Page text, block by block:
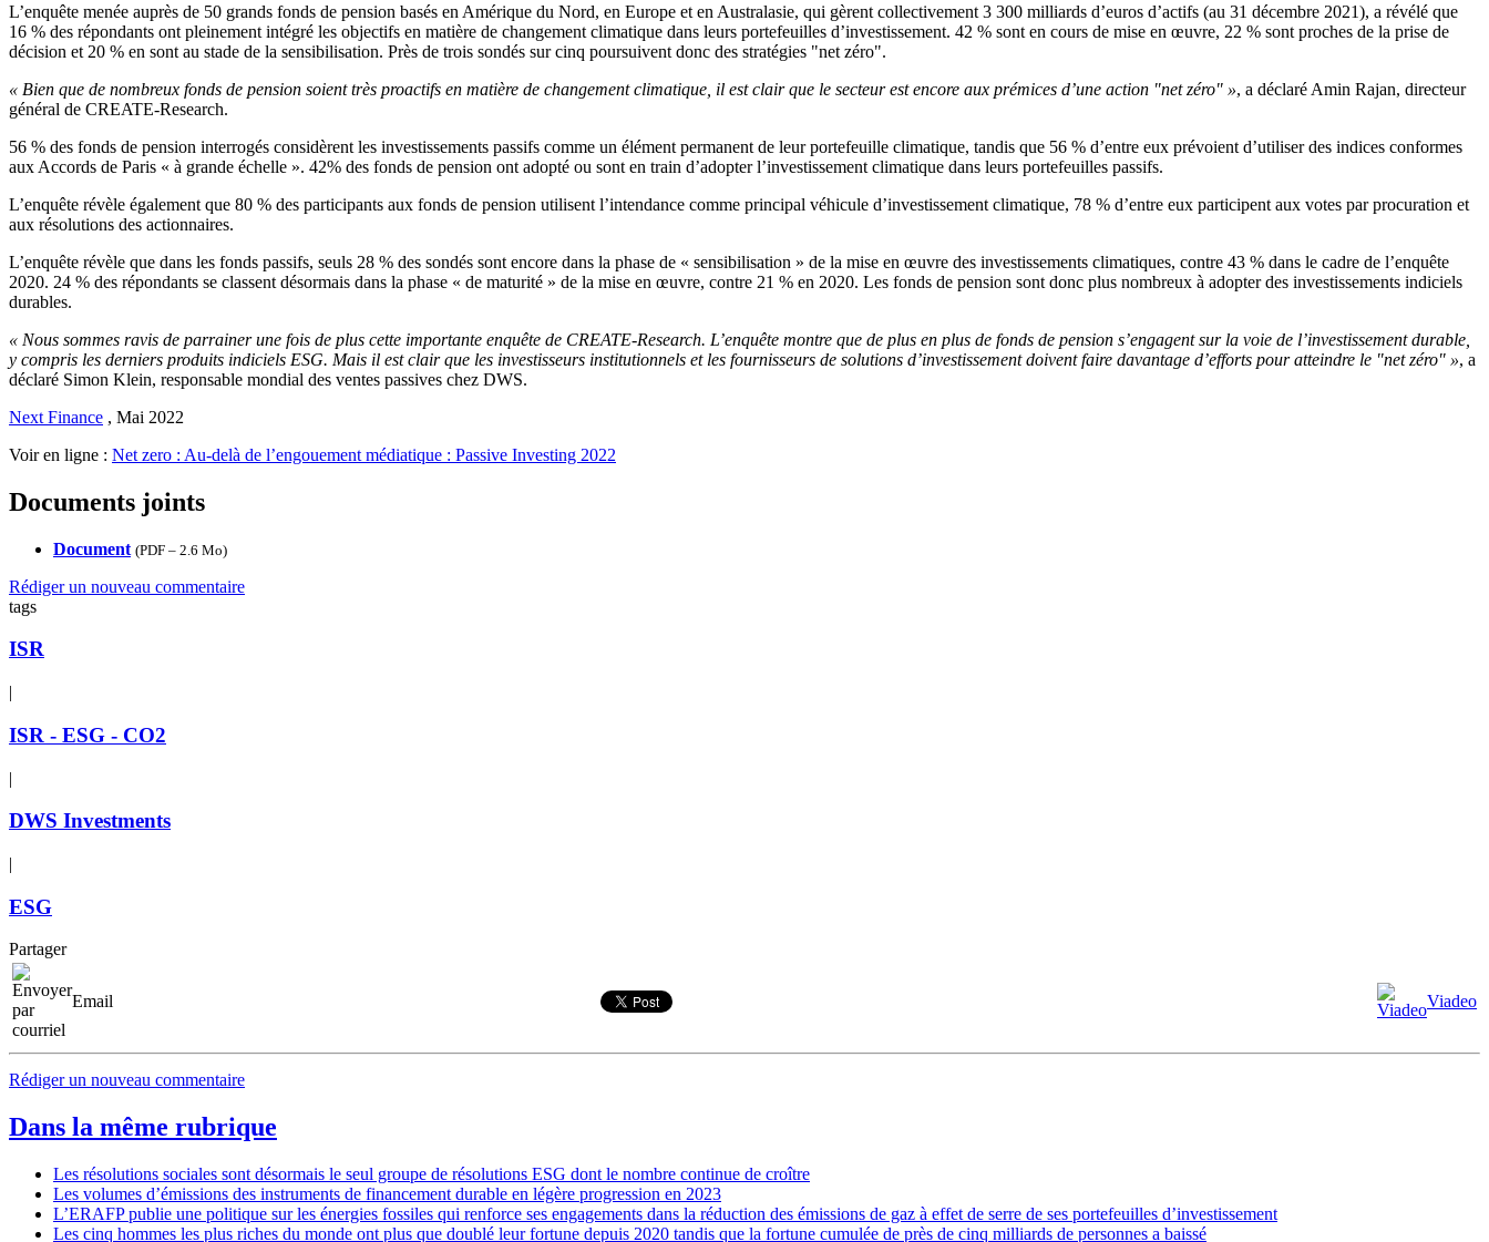
L’enquête menée auprès de 50 grands fonds de pension basés en Amérique du Nord, en Europe et en Australasie, qui gèrent collectivement 3 300 milliards d’euros d’actifs (au 31 décembre 2021), a révélé que
16 % des répondants ont pleinement intégré les objectifs en matière de changement climatique dans leurs portefeuilles d’investissement. 42 % sont en cours de mise en œuvre, 22 % sont proches de la prise de
décision et 20 % en sont au stade de la sensibilisation. Près de trois sondés sur cinq poursuivent donc des stratégies "net zéro".
« Bien que de nombreux fonds de pension soient très proactifs en matière de changement climatique, il est clair que le secteur est encore aux prémices d’une action "net zéro" », a déclaré Amin Rajan, directeur
général de CREATE-Research.
56 % des fonds de pension interrogés considèrent les investissements passifs comme un élément permanent de leur portefeuille climatique, tandis que 56 % d’entre eux prévoient d’utiliser des indices conformes
aux Accords de Paris « à grande échelle ». 42% des fonds de pension ont adopté ou sont en train d’adopter l’investissement climatique dans leurs portefeuilles passifs.
L’enquête révèle également que 80 % des participants aux fonds de pension utilisent l’intendance comme principal véhicule d’investissement climatique, 78 % d’entre eux participent aux votes par procuration et
aux résolutions des actionnaires.
L’enquête révèle que dans les fonds passifs, seuls 28 % des sondés sont encore dans la phase de « sensibilisation » de la mise en œuvre des investissements climatiques, contre 43 % dans le cadre de l’enquête
2020. 24 % des répondants se classent désormais dans la phase « de maturité » de la mise en œuvre, contre 21 % en 2020. Les fonds de pension sont donc plus nombreux à adopter des investissements indiciels
durables.
« Nous sommes ravis de parrainer une fois de plus cette importante enquête de CREATE-Research. L’enquête montre que de plus en plus de fonds de pension s’engagent sur la voie de l’investissement durable,
y compris les derniers produits indiciels ESG. Mais il est clair que les investisseurs institutionnels et les fournisseurs de solutions d’investissement doivent faire davantage d’efforts pour atteindre le "net zéro" », a
déclaré Simon Klein, responsable mondial des ventes passives chez DWS.
Next Finance , Mai 2022
Voir en ligne : Net zero : Au-delà de l’engouement médiatique : Passive Investing 2022
Documents joints
Document (PDF – 2.6 Mo)
Rédiger un nouveau commentaire
tags
ISR
|
ISR - ESG - CO2
|
DWS Investments
|
ESG
Partager
Email Viadeo
Rédiger un nouveau commentaire
Dans la même rubrique
Les résolutions sociales sont désormais le seul groupe de résolutions ESG dont le nombre continue de croître
Les volumes d’émissions des instruments de financement durable en légère progression en 2023
L’ERAFP publie une politique sur les énergies fossiles qui renforce ses engagements dans la réduction des émissions de gaz à effet de serre de ses portefeuilles d’investissement
Les cinq hommes les plus riches du monde ont plus que doublé leur fortune depuis 2020 tandis que la fortune cumulée de près de cinq milliards de personnes a baissé